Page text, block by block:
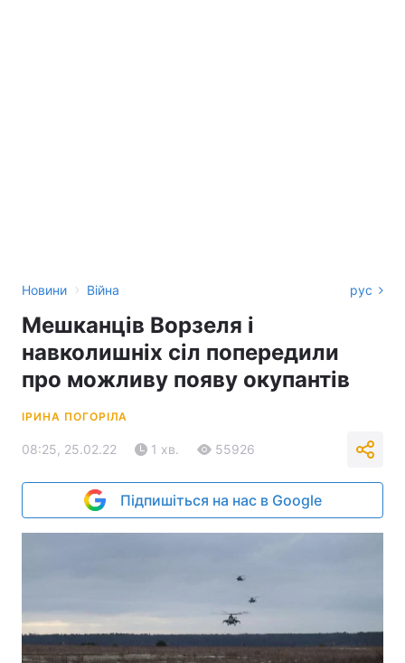
Новини › Війна рус
Мешканців Ворзеля і
навколишніх сіл попередили
про можливу появу окупантів
ІРИНА ПОГОРІЛА
08:25, 25.02.22 1 хв. 55926
Підпишіться на нас в Google